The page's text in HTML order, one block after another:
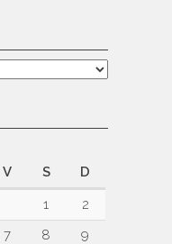
V S
D
1
2
7 8 9